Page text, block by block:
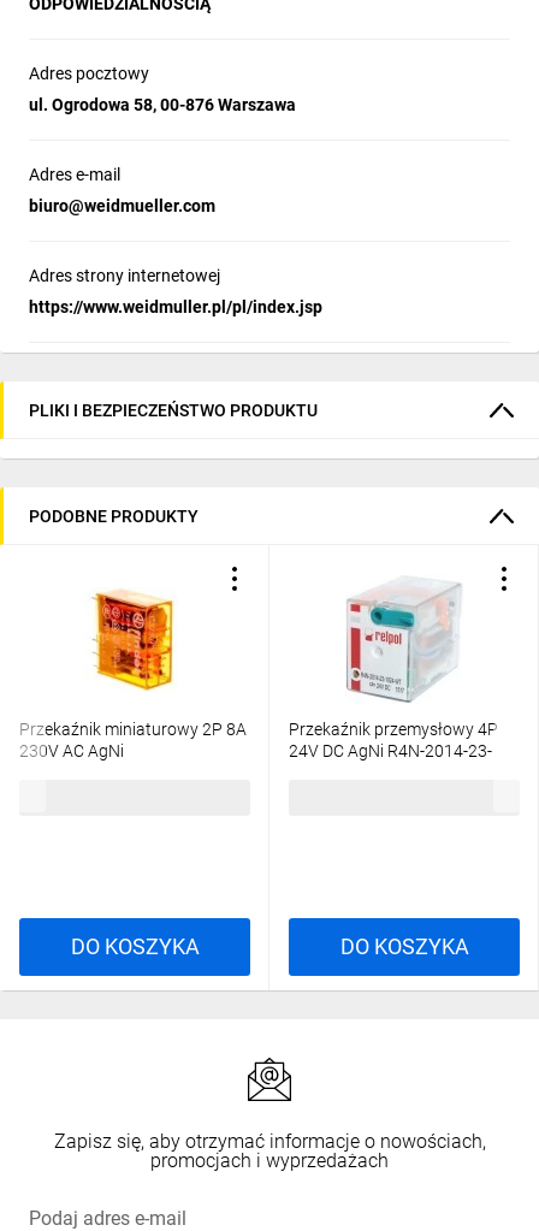
Adres pocztowy
ul. Ogrodowa 58, 00-876 Warszawa
Adres e-mail
biuro@weidmueller.com
Adres strony internetowej
https://www.weidmuller.pl/pl/index.jsp
PLIKI I BEZPIECZEŃSTWO PRODUKTU
PODOBNE PRODUKTY
Przekaźnik miniaturowy 2P 8A
230V AC AgNi
DO KOSZYKA
Przekaźnik przemysłowy 4P
24V DC AgNi R4N-2014-23-
DO KOSZYKA
Zapisz się, aby otrzymać informacje o nowościach,
promocjach i wyprzedażach
Podaj adres e-mail